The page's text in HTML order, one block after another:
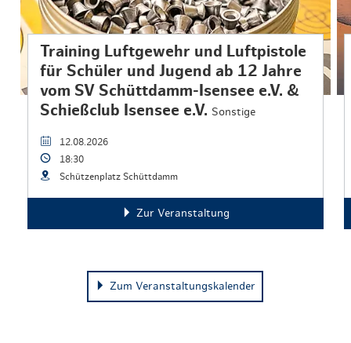
Training Luftgewehr und Luftpistole
für Schüler und Jugend ab 12 Jahre
vom SV Schüttdamm-Isensee e.V. &
Schießclub Isensee e.V. Sonstige
12.08.2026
18:30
Schützenplatz Schüttdamm
Zur Veranstaltung
Zum Veranstaltungskalender